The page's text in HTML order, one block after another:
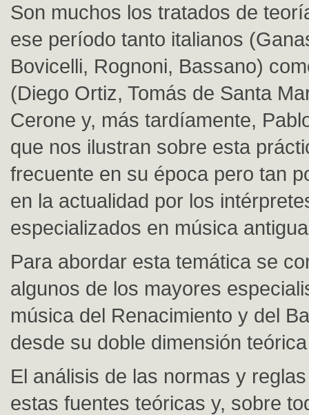
Son muchos los tratados de
ese período tanto italianos
Bovicelli, Rognoni, Bassano)
(Diego Ortiz, Tomás de Santa
Cerone y, más tardíamente,
que nos ilustran sobre esta
frecuente en su época pero tan
en la actualidad por los
especializados en música
Para abordar esta temática se
algunos de los mayores
música del Renacimiento y del
desde su doble dimensión
El análisis de las normas y
estas fuentes teóricas y, sobre